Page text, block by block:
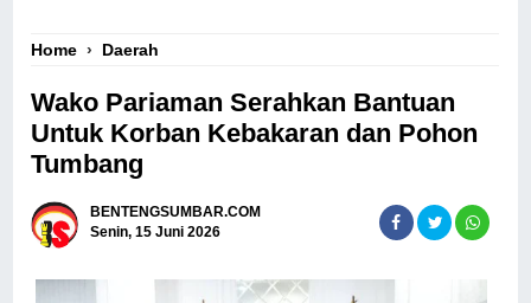
Home › Daerah
Wako Pariaman Serahkan Bantuan
Untuk Korban Kebakaran dan Pohon
Tumbang
BENTENGSUMBAR.COM
Senin, 15 Juni 2026